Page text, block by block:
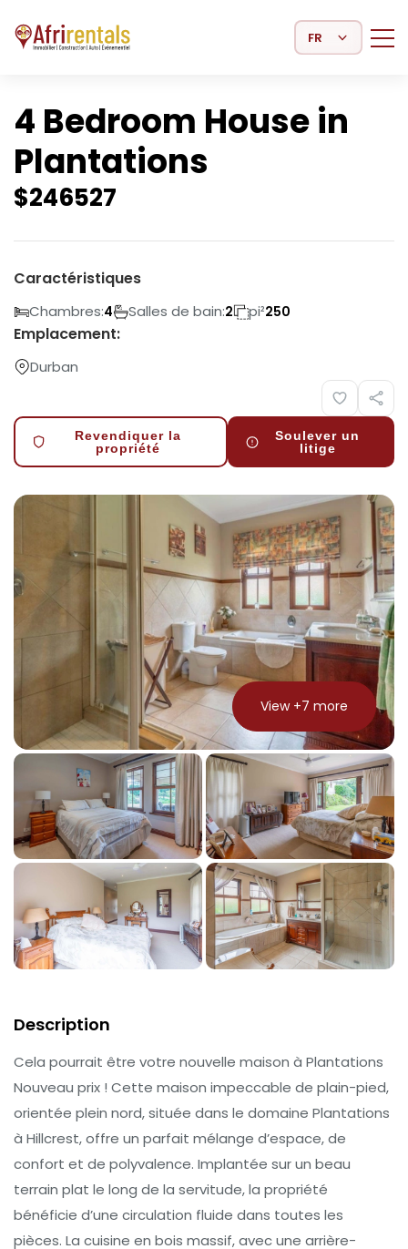
Select Language
4 Bedroom House in
Plantations
$246527
Caractéristiques
Chambres:4 Salles de bain:2 pi²250
Emplacement:
Durban
Revendiquer la
propriété
Soulever un
litige
View +7 more
Description
Cela pourrait être votre nouvelle maison à Plantations
Nouveau prix ! Cette maison impeccable de plain-pied,
orientée plein nord, située dans le domaine Plantations
à Hillcrest, offre un parfait mélange d’espace, de
confort et de polyvalence. Implantée sur un beau
terrain plat le long de la servitude, la propriété
bénéficie d’une circulation fluide dans toutes les
pièces. La cuisine en bois massif, avec une arrière-